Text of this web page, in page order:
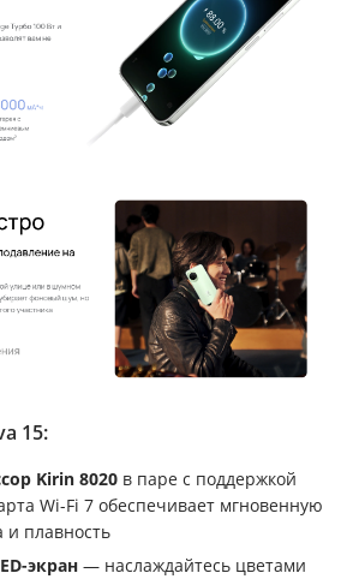
15:
Kirin 8020 в паре с поддержкой
Wi-Fi 7 обеспечивает мгновенную
и плавность
экран — наслаждайтесь цветами